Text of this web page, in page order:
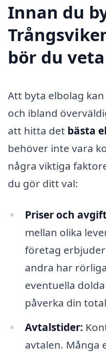
Innan du
bör du veta
Att byta elbolag
och ibland
att hitta det bästa
behöver inte vara
några viktiga
du gör ditt val:
Priser och
mellan olika
företag
andra har
eventuella
påverka din
Avtalstider:
avtalen. Många